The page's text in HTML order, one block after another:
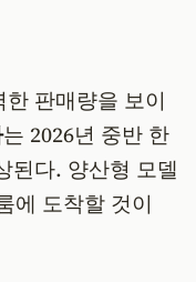
판매량을 보이
는 2026년 중반 한
된다. 양산형 모델
에 도착할 것이